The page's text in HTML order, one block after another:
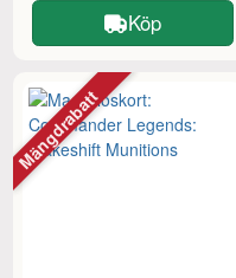
Köp
Mängdrabatt